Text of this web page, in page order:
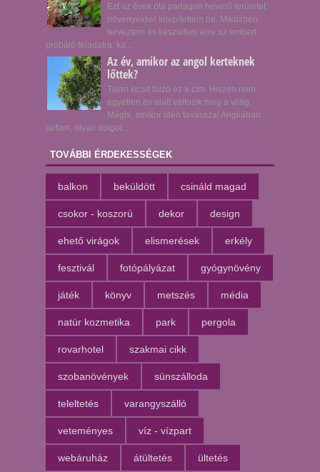
Ezt az évek óta parlagon heverő területet
növényekkel telepítettem be. Miközben
terveztem és készültem erre az embert
próbáló feladatra, ka...
Az év, amikor az angol kerteknek
lőttek?
Talán kicsit túlzó ez a cím. Hiszen nem
egyetlen év alatt változik meg a világ.
Mégis, amikor idén tavasszal Angliában
jártam, olyan dolgot ...
TOVÁBBI ÉRDEKESSÉGEK
balkon beküldött csináld magad
csokor - koszorú dekor design
ehető virágok elismerések erkély
fesztivál fotópályázat gyógynövény
játék könyv metszés média
natúr kozmetika park pergola
rovarhotel szakmai cikk
szobanövények sünszálloda
teleltetés varangyszálló
veteményes víz - vízpart
webáruház átültetés ültetés